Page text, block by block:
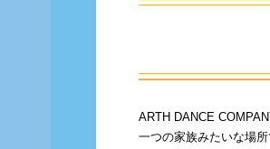
ARTH DANCE
一つの家族みたいな場所